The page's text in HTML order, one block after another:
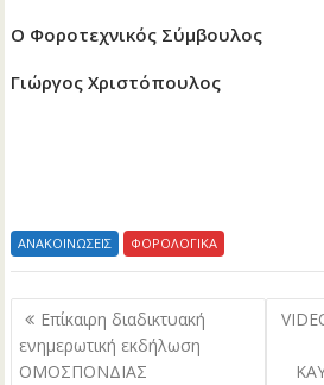
Ο Φοροτεχνικός Σύμβουλος
Γιώργος Χριστόπουλος
ΑΝΑΚΟΙΝΩΣΕΙΣ ΦΟΡΟΛΟΓΙΚΑ
Πλοήγηση
άρθρων
Επίκαιρη διαδικτυακή
ενημερωτική εκδήλωση
ΟΜΟΣΠΟΝΔΙΑΣ